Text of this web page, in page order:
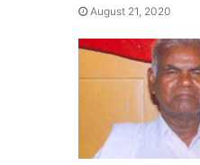
August 21, 2020